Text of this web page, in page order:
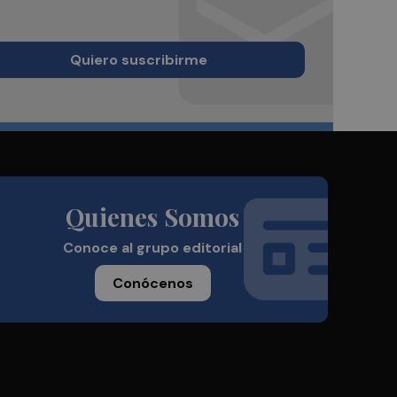
Quiero suscribirme
Quienes Somos
Conoce al grupo editorial
Conócenos